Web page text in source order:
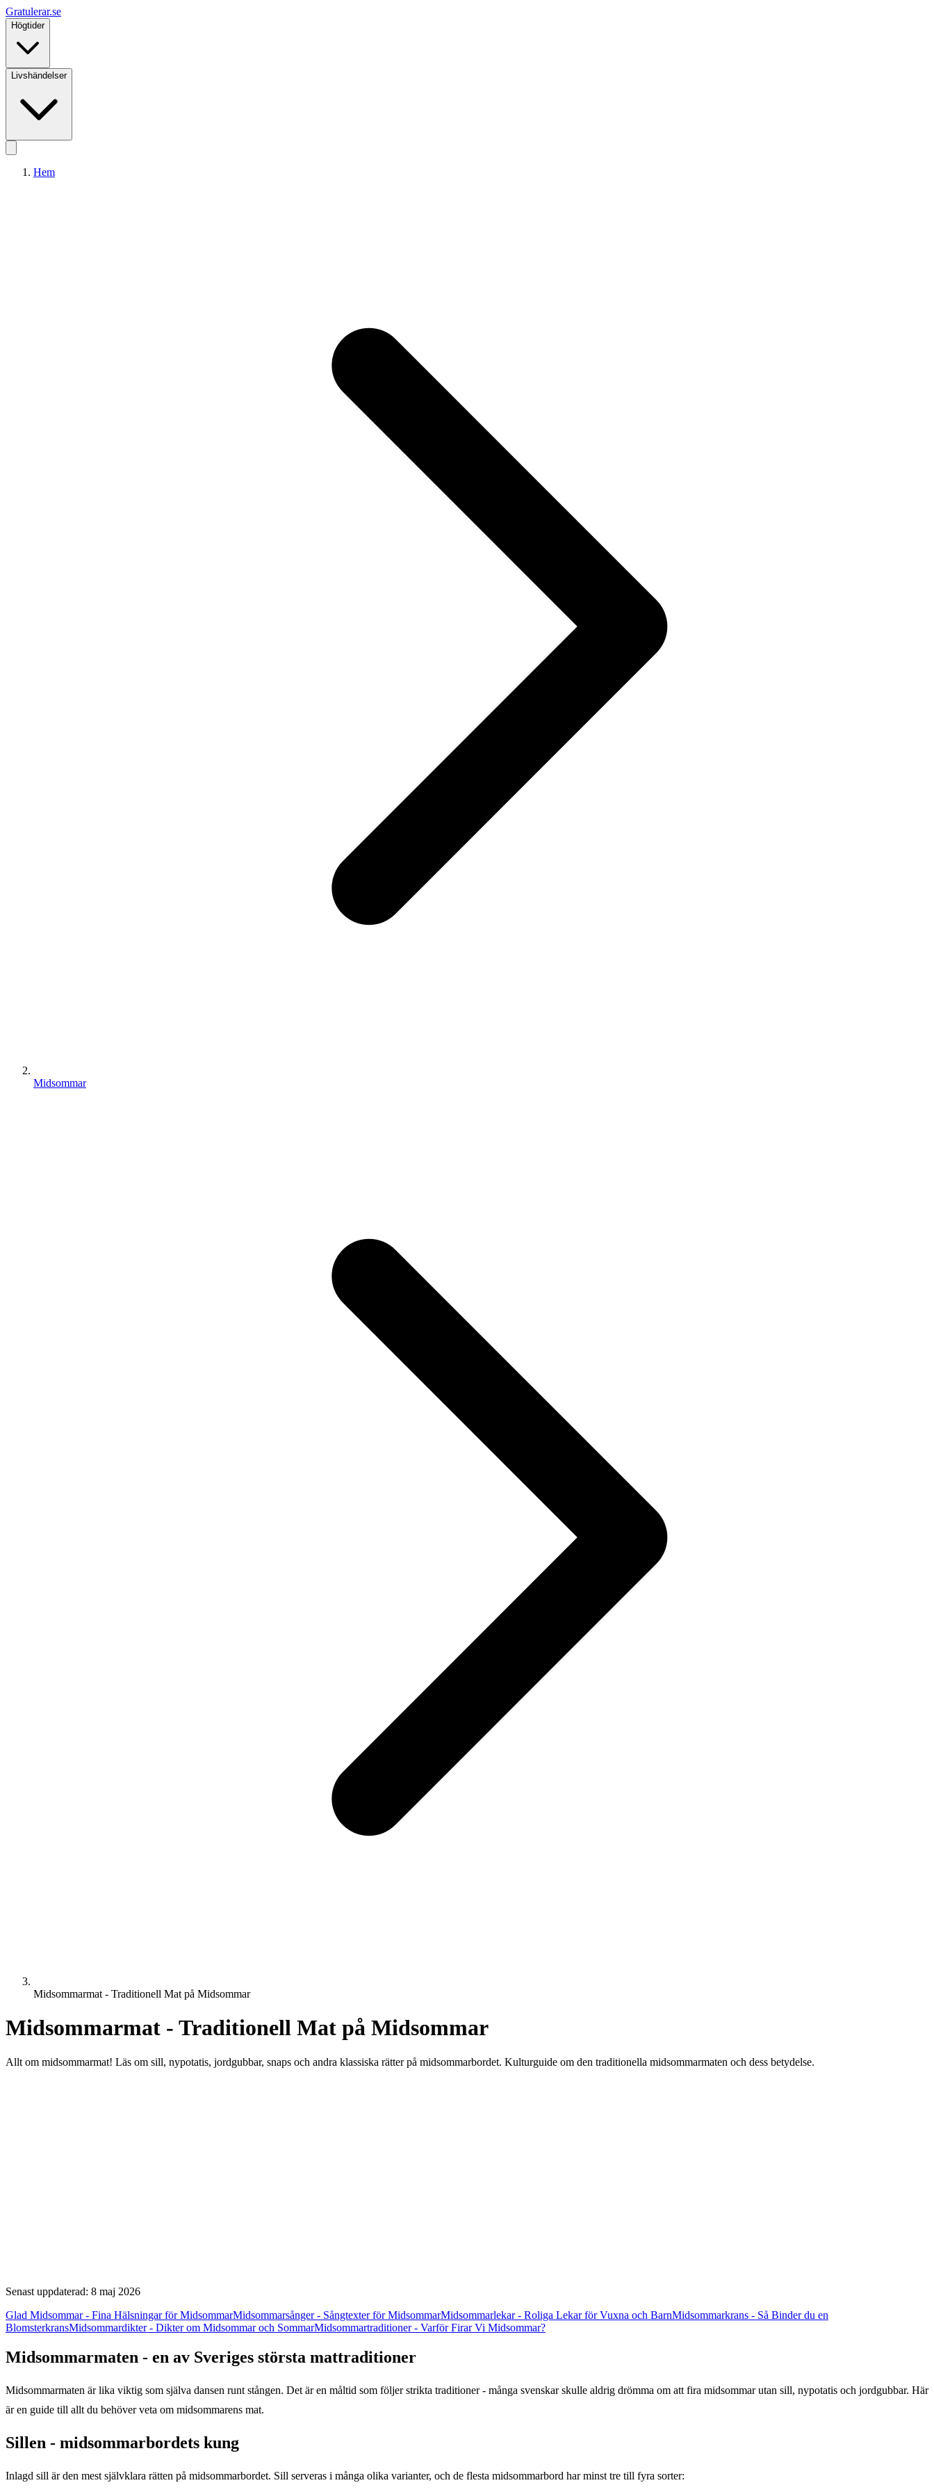
Gratulerar.se
Högtider
Livshändelser
Hem
Midsommar
Midsommarmat - Traditionell Mat på Midsommar
Midsommarmat - Traditionell Mat på Midsommar
Allt om midsommarmat! Läs om sill, nypotatis, jordgubbar, snaps och andra klassiska rätter på midsommarbordet. Kulturguide om den traditionella midsommarmaten och dess betydelse.
Senast uppdaterad: 8 maj 2026
Glad Midsommar - Fina Hälsningar för MidsommarMidsommarsånger - Sångtexter för MidsommarMidsommarlekar - Roliga Lekar för Vuxna och BarnMidsommarkrans - Så Binder du en
BlomsterkransMidsommardikter - Dikter om Midsommar och SommarMidsommartraditioner - Varför Firar Vi Midsommar?
Midsommarmaten - en av Sveriges största mattraditioner
Midsommarmaten är lika viktig som själva dansen runt stången. Det är en måltid som följer strikta traditioner - många svenskar skulle aldrig drömma om att fira midsommar utan sill, nypotatis och jordgubbar. Här
är en guide till allt du behöver veta om midsommarens mat.
Sillen - midsommarbordets kung
Inlagd sill är den mest självklara rätten på midsommarbordet. Sill serveras i många olika varianter, och de flesta midsommarbord har minst tre till fyra sorter: